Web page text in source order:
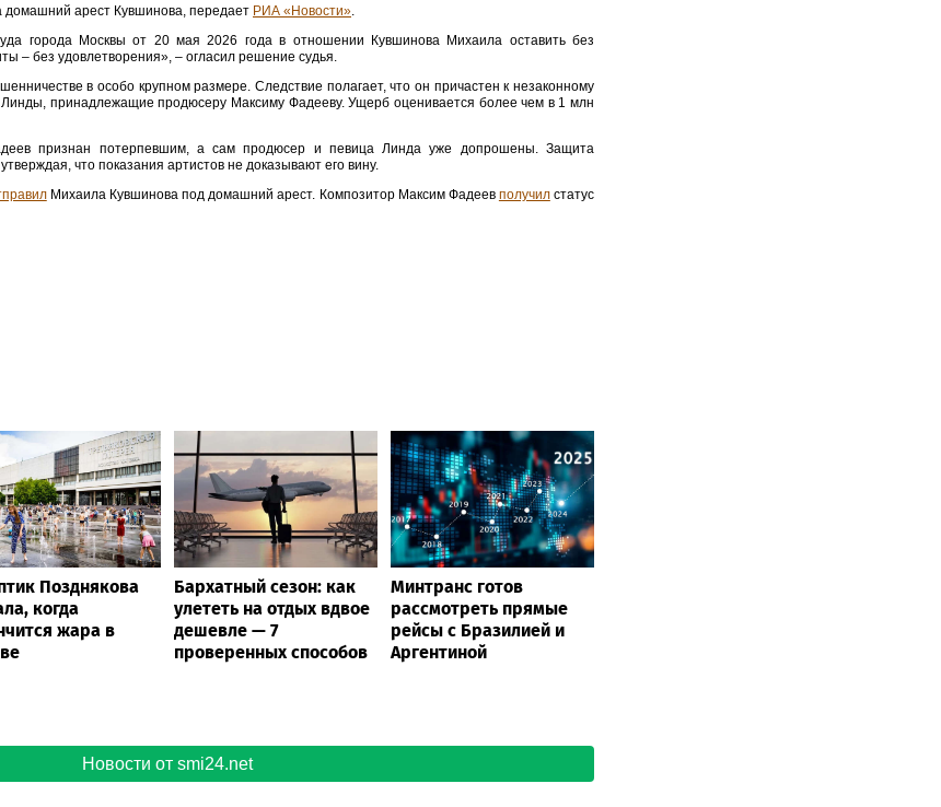
домашний арест Кувшинова, передает РИА «Новости».
города Москвы от 20 мая 2026 года в отношении Кувшинова Михаила оставить без
– без удовлетворения», – огласил решение судья.
в особо крупном размере. Следствие полагает, что он причастен к незаконному
принадлежащие продюсеру Максиму Фадееву. Ущерб оценивается более чем в 1 млн
признан потерпевшим, а сам продюсер и певица Линда уже допрошены. Защита
что показания артистов не доказывают его вину.
Михаила Кувшинова под домашний арест. Композитор Максим Фадеев получилстатус
Позднякова
когда
жара в
Бархатный сезон: как
улететь на отдых вдвое
дешевле — 7
проверенных способов
Минтранс готов
рассмотреть прямые
рейсы с Бразилией и
Аргентиной
Новости от smi24.net